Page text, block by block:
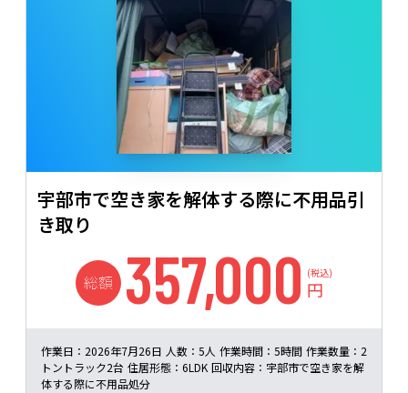
宇部市で空き家を解体する際に不用品引
き取り
総額 357,000 (税込)
円
作業日： 2026年7月26日 人数： 5人 作業時間： 5時間 作業数量： 2
トントラック2台 住居形態： 6LDK 回収内容： 宇部市で空き家を解
体する際に不用品処分